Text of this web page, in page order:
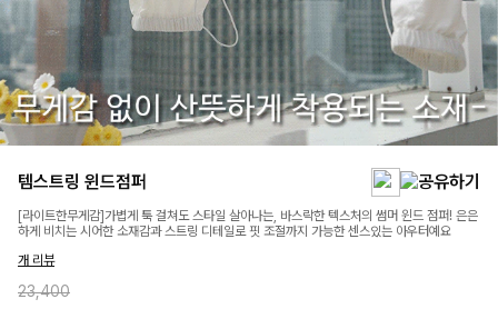
템스트링 윈드점퍼
[라이트한무게감]가볍게 툭 걸쳐도 스타일 살아나는, 바스락한 텍스처의 썸머 윈드 점퍼! 은은
하게 비치는 시어한 소재감과 스트링 디테일로 핏 조절까지 가능한 센스있는 아우터예요
개 리뷰
23,400